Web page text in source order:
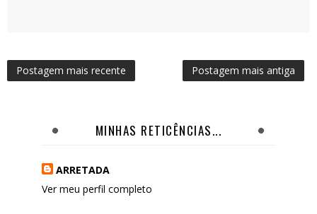
Postagem mais recente Postagem mais antiga
MINHAS RETICÊNCIAS...
ARRETADA
Ver meu perfil completo